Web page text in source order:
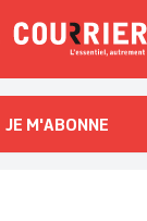
JE M'ABONNE